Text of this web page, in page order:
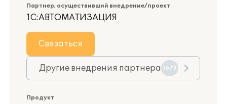
Партнер, осуществивший внедрение/проект
1С:АВТОМАТИЗАЦИЯ
Связаться
Другие внедрения партнера 1673
Продукт